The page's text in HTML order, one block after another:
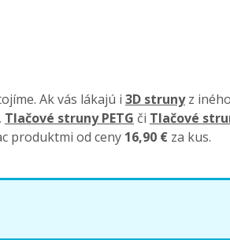
Ak vás lákajú i 3D strunyz
, Tlačové struny PETG či Tlačové
produktmi od ceny 16,90 € za kus.